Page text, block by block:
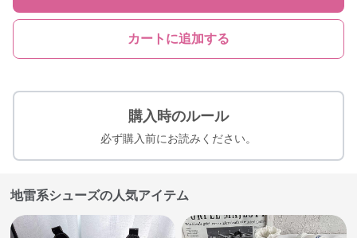
カートに追加する
購入時のルール
必ず購入前にお読みください。
地雷系シューズの人気アイテム